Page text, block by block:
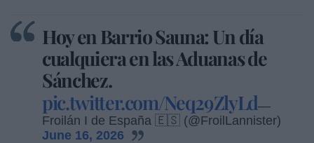
Hoy en Barrio Sauna: Un día
cualquiera en las Aduanas de
Sánchez.
pic.twitter.com/Neq29ZlyLd—
Froilán I de España 🇪🇸 (@FroilLannister)
June 16, 2026